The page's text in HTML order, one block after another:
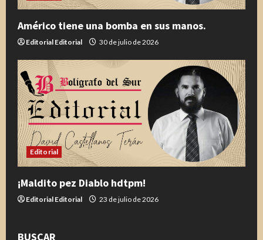
Américo tiene una bomba en sus manos.
Editorial Editorial 30 de julio de 2026
Editorial
¡Maldito pez Diablo hdtpm!
Editorial Editorial 23 de julio de 2026
BUSCAR